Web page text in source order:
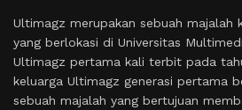
Ultimagz merupakan sebuah majalah
yang berlokasi di Universitas
Ultimagz pertama kali terbit pada
keluarga Ultimagz generasi pertama
sebuah majalah yang bertujuan